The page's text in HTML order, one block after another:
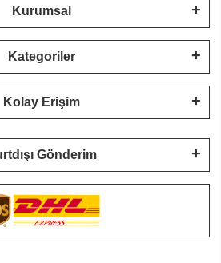
Kurumsal
Kategoriler
Kolay Erişim
Gönderim